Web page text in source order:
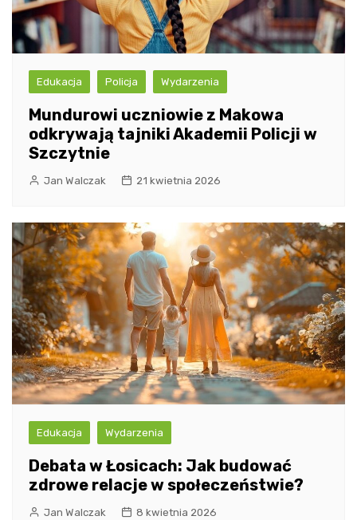
Edukacja Policja Wydarzenia
Mundurowi uczniowie z Makowa
odkrywają tajniki Akademii Policji w
Szczytnie
Jan Walczak 21 kwietnia 2026
Edukacja Wydarzenia
Debata w Łosicach: Jak budować
zdrowe relacje w społeczeństwie?
Jan Walczak 8 kwietnia 2026